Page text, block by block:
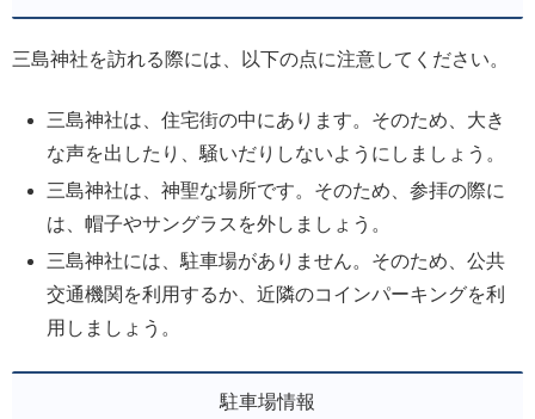
三島神社を訪れる際には、以下の点に注意してください。
三島神社は、住宅街の中にあります。そのため、大き
な声を出したり、騒いだりしないようにしましょう。
三島神社は、神聖な場所です。そのため、参拝の際に
は、帽子やサングラスを外しましょう。
三島神社には、駐車場がありません。そのため、公共
交通機関を利用するか、近隣のコインパーキングを利
用しましょう。
駐車場情報